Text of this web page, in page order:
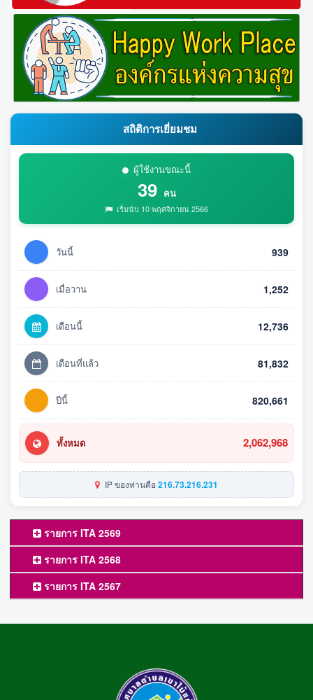
สถิติการเยี่ยมชม
ผู้ใช้งานขณะนี้
39 คน
เริ่มนับ 10 พฤศจิกายน 2566
วันนี้ 939
เมื่อวาน 1,252
เดือนนี้ 12,736
เดือนที่แล้ว 81,832
ปีนี้ 820,661
ทั้งหมด 2,062,968
IP ของท่านคือ216.73.216.231
รายการ ITA 2569
รายการ ITA 2568
รายการ ITA 2567